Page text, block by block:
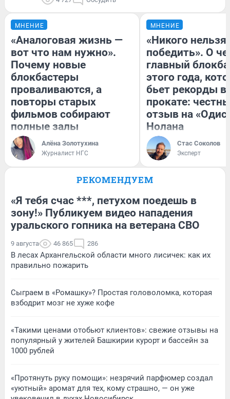
МНЕНИЕ
«Аналоговая жизнь —
вот что нам нужно».
Почему новые
блокбастеры
проваливаются, а
повторы старых
фильмов собирают
полные залы
Алёна Золотухина
Журналист НГС
МНЕНИЕ
«Никого нельзя
победить». О
главный
этого года,
бьет рекорды в
прокате:
отзыв на
Нолана
Стас Соколов
Эксперт
РЕКОМЕНДУЕМ
«Я тебя счас ***, петухом поедешь в
зону!» Публикуем видео нападения
уральского гопника на ветерана СВО
9 августа 46 865 286
В лесах Архангельской области много лисичек: как их
правильно пожарить
Сыграем в «Ромашку»? Простая головоломка, которая
взбодрит мозг не хуже кофе
«Такими ценами отобьют клиентов»: свежие отзывы на
популярный у жителей Башкирии курорт и бассейн за
1000 рублей
«Протянуть руку помощи»: незрячий парфюмер создал
«уютный» аромат для тех, кому страшно, — он уже